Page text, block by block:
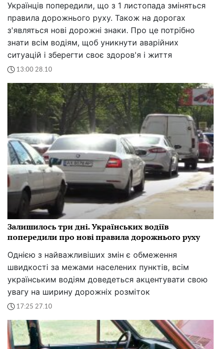
Українців попередили, що з 1 листопада зміняться
правила дорожнього руху. Також на дорогах
з'являться нові дорожні знаки. Про це потрібно
знати всім водіям, щоб уникнути аварійних
ситуацій і зберегти своє здоров'я і життя
13:00 28.10
Залишилось три дні. Українських водіїв
попередили про нові правила дорожнього руху
Однією з найважливіших змін є обмеження
швидкості за межами населених пунктів, всім
українським водіям доведеться акцентувати свою
увагу на ширину дорожніх розміток
17:25 27.10